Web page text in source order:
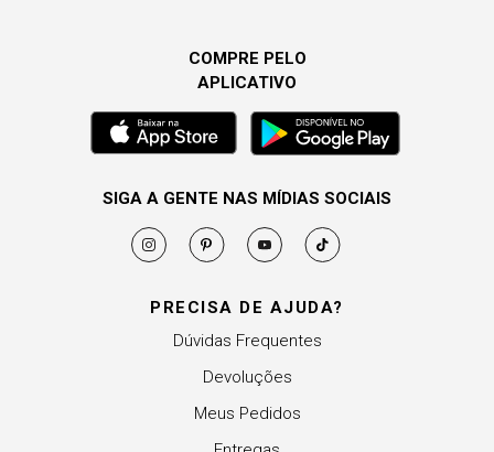
PRECISA DE AJUDA?
Dúvidas Frequentes
Devoluções
Meus Pedidos
COMPRE PELO
APLICATIVO
SIGA A GENTE NAS MÍDIAS SOCIAIS